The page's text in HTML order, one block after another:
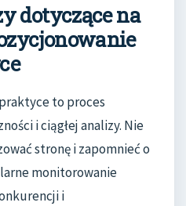
dotyczące na
to proces
i ciągłej analizy. Nie
stronę i zapomnieć o
monitorowanie
i